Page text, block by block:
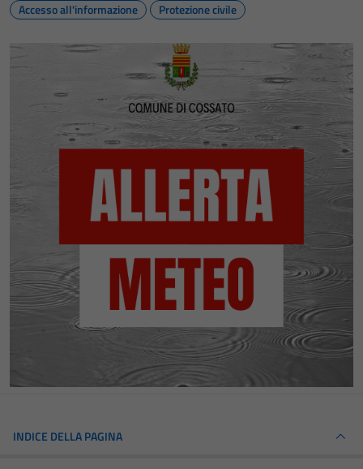
Accesso all'informazione Protezione civile
INDICE DELLA PAGINA